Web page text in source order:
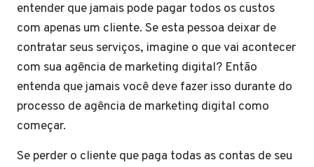
entender que jamais pode pagar todos os custos
com apenas um cliente. Se esta pessoa deixar de
contratar seus serviços, imagine o que vai acontecer
com sua agência de marketing digital? Então
entenda que jamais você deve fazer isso durante do
processo de agência de marketing digital como
começar.
Se perder o cliente que paga todas as contas de seu